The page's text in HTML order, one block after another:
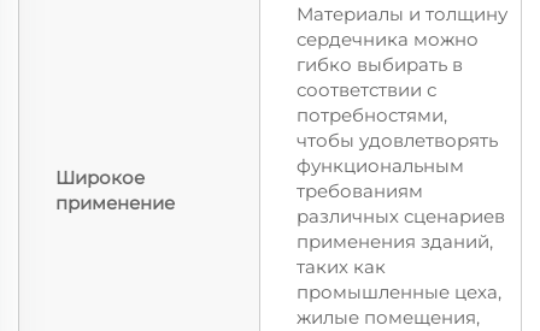
Широкое
применение
Материалы и толщину
сердечника можно
гибко выбирать в
соответствии с
потребностями,
чтобы удовлетворять
функциональным
требованиям
различных сценариев
применения зданий,
таких как
промышленные цеха,
жилые помещения,